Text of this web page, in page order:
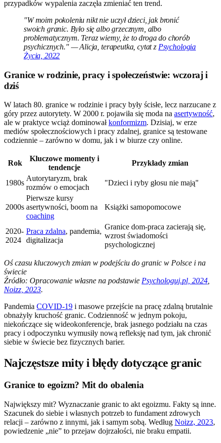
przypadków wypalenia zaczęła zmieniać ten trend.
"W moim pokoleniu nikt nie uczył dzieci, jak bronić
swoich granic. Było się albo grzecznym, albo
problematycznym. Teraz wiemy, że to droga do chorób
psychicznych." — Alicja, terapeutka, cytat z Psychologia
Życia, 2022
Granice w rodzinie, pracy i społeczeństwie: wczoraj i
dziś
W latach 80. granice w rodzinie i pracy były ścisłe, lecz narzucane z
góry przez autorytety. W 2000 r. pojawiła się moda na asertywność,
ale w praktyce wciąż dominowałkonformizm. Dzisiaj, w erze
mediów społecznościowych i pracy zdalnej, granice są testowane
codziennie – zarówno w domu, jak i w biurze czy online.
Rok
Kluczowe momenty i
tendencje
Przykłady zmian
1980s
Autorytaryzm, brak
rozmów o emocjach
"Dzieci i ryby głosu nie mają"
2000s
Pierwsze kursy
asertywności, boom na
coaching
Książki samopomocowe
2020-
2024
Praca zdalna, pandemia,
digitalizacja
Granice dom-praca zacierają się,
wzrost świadomości
psychologicznej
Oś czasu kluczowych zmian w podejściu do granic w Polsce i na
świecie
Źródło: Opracowanie własne na podstawie Psychologuj.pl, 2024
Noizz, 2023.
Pandemia COVID-19 i masowe przejście na pracę zdalną brutalnie
obnażyły kruchość granic. Codzienność w jednym pokoju,
niekończące się wideokonferencje, brak jasnego podziału na czas
pracy i odpoczynku wymusiły nową refleksję nad tym, jak chronić
siebie w świecie bez fizycznych barier.
Najczęstsze mity i błędy dotyczące granic
Granice to egoizm? Mit do obalenia
Największy mit? Wyznaczanie granic to akt egoizmu. Fakty są inne.
Szacunek do siebie i własnych potrzeb to fundament zdrowych
relacji – zarówno z innymi, jak i samym sobą. Według Noizz, 2023,
powiedzenie „nie” to przejaw dojrzałości, nie braku empatii.